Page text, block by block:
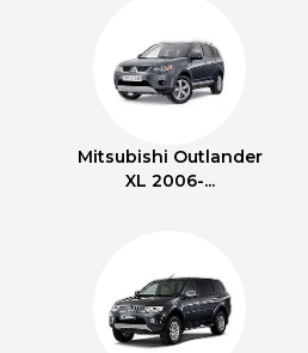
Mitsubishi Outlander
XL 2006-...